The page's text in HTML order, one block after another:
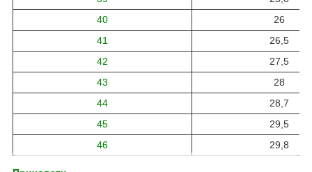
40
26
41
26,5
42
27,5
43
28
44
28,7
45
29,5
46
29,8